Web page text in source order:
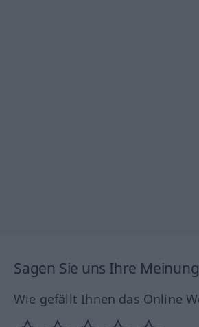
Sagen Sie uns Ihre
Wie gefällt Ihnen das Online